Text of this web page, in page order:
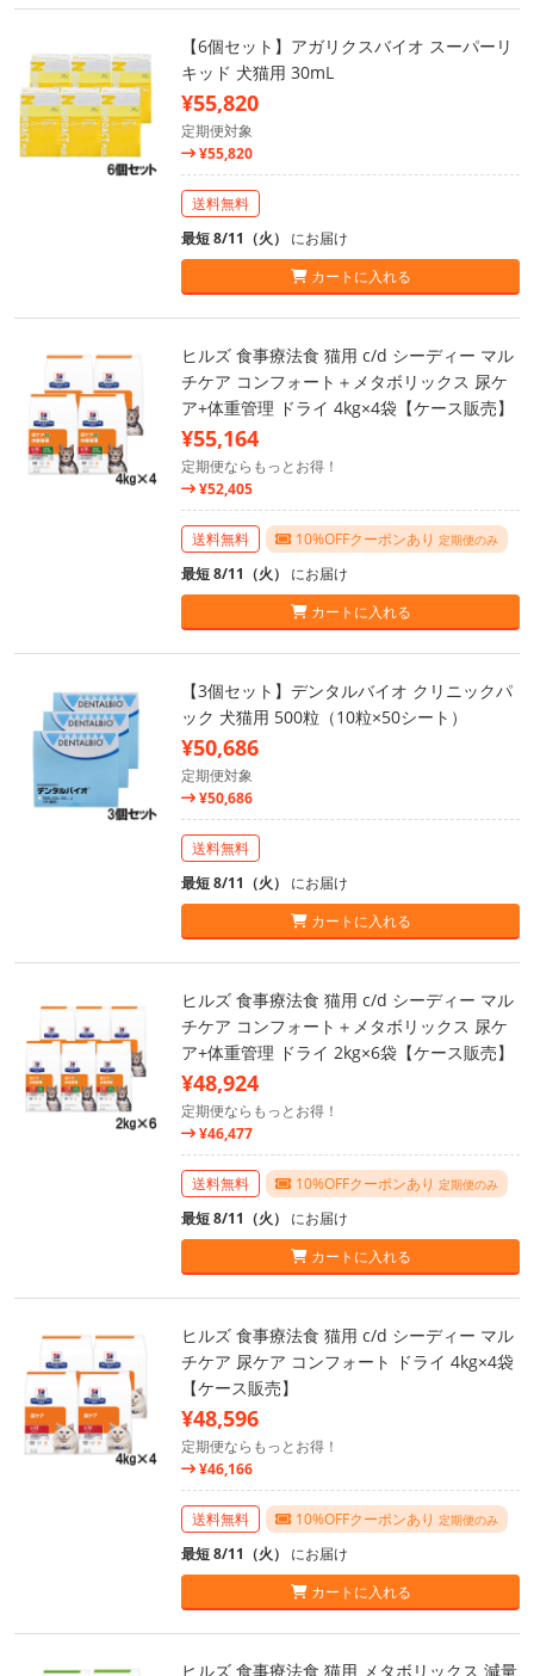
【6個セット】アガリクスバイオ スーパーリ
キッド 犬猫用 30mL
¥55,820
定期便対象
¥55,820
送料無料
最短 8/11（火） にお届け
カートに入れる
ヒルズ 食事療法食 猫用 c/d シーディー マル
チケア コンフォート＋メタボリックス 尿ケ
ア+体重管理 ドライ 4kg×4袋【ケース販売】
¥55,164
定期便ならもっとお得！
¥52,405
送料無料 10%OFFクーポンあり 定期便のみ
最短 8/11（火） にお届け
カートに入れる
【3個セット】デンタルバイオ クリニックパ
ック 犬猫用 500粒（10粒×50シート）
¥50,686
定期便対象
¥50,686
送料無料
最短 8/11（火） にお届け
カートに入れる
ヒルズ 食事療法食 猫用 c/d シーディー マル
チケア コンフォート＋メタボリックス 尿ケ
ア+体重管理 ドライ 2kg×6袋【ケース販売】
¥48,924
定期便ならもっとお得！
¥46,477
送料無料 10%OFFクーポンあり 定期便のみ
最短 8/11（火） にお届け
カートに入れる
ヒルズ 食事療法食 猫用 c/d シーディー マル
チケア 尿ケア コンフォート ドライ 4kg×4袋
【ケース販売】
¥48,596
定期便ならもっとお得！
¥46,166
送料無料 10%OFFクーポンあり 定期便のみ
最短 8/11（火） にお届け
カートに入れる
ヒルズ 食事療法食 猫用 メタボリックス 減量